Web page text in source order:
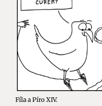
Fíla a Píro XIV.